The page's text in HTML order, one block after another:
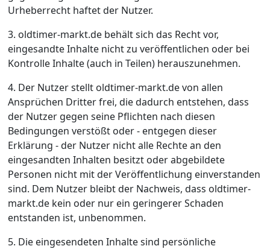
Urheberrecht haftet der Nutzer.
3. oldtimer-markt.de behält sich das Recht vor,
eingesandte Inhalte nicht zu veröffentlichen oder bei
Kontrolle Inhalte (auch in Teilen) herauszunehmen.
4. Der Nutzer stellt oldtimer-markt.de von allen
Ansprüchen Dritter frei, die dadurch entstehen, dass
der Nutzer gegen seine Pflichten nach diesen
Bedingungen verstößt oder - entgegen dieser
Erklärung - der Nutzer nicht alle Rechte an den
eingesandten Inhalten besitzt oder abgebildete
Personen nicht mit der Veröffentlichung einverstanden
sind. Dem Nutzer bleibt der Nachweis, dass oldtimer-
markt.de kein oder nur ein geringerer Schaden
entstanden ist, unbenommen.
5. Die eingesendeten Inhalte sind persönliche